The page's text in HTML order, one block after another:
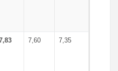
7,60 7,35